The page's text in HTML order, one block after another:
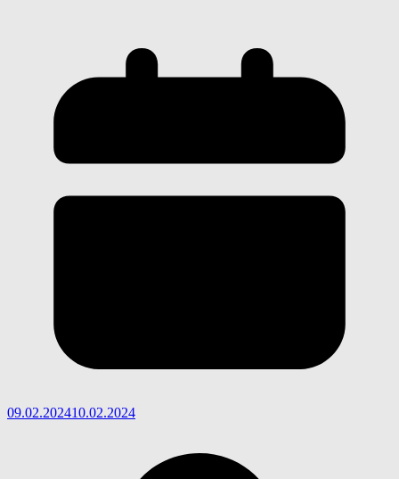
09.02.202410.02.2024